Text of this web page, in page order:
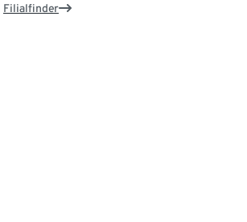
Filialfinder